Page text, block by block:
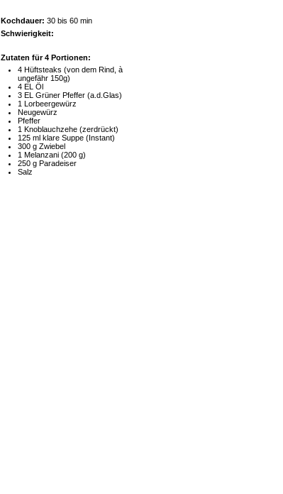
Kochdauer: 30 bis 60 min
Schwierigkeit:
Zutaten für 4 Portionen:
4 Hüftsteaks (von dem Rind, à
ungefähr 150g)
4 EL Öl
3 EL Grüner Pfeffer (a.d.Glas)
1 Lorbeergewürz
Neugewürz
Pfeffer
1 Knoblauchzehe (zerdrückt)
125 ml klare Suppe (Instant)
300 g Zwiebel
1 Melanzani (200 g)
250 g Paradeiser
Salz